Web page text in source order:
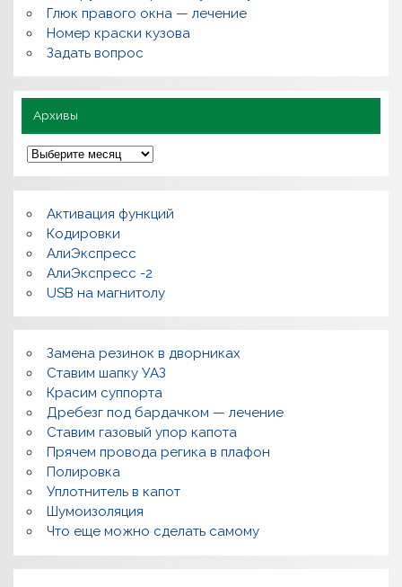
о
л
з
н
Глюк правого окна — лечение
Номер краски кузова
Задать вопрос
Архивы
А
р
х
и
ы
Активация функций
Кодировки
АлиЭкспресс
АлиЭкспресс -2
USB на магнитолу
Замена резинок в дворниках
Ставим шапку УАЗ
Красим суппорта
Дребезг под бардачком — лечение
Ставим газовый упор капота
Прячем провода регика в плафон
Полировка
Уплотнитель в капот
Шумоизоляция
Что еще можно сделать самому